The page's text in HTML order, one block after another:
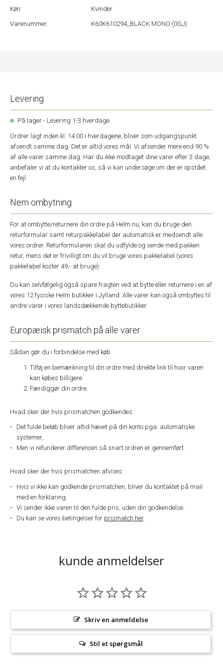
Køn:
Kvinder
Varenummer:
K60K610294_BLACK MONO (0GJ)
Levering
På lager - Levering 1-3 hverdage
Ordrer lagt inden kl. 14.00 i hverdagene, bliver som udgangspunkt
afsendt samme dag. Det er altid vores mål. Vi afsender mere end 90 %
af alle varer samme dag. Har du ikke modtaget dine varer efter 3 dage,
anbefaler vi at du kontakter os, så vi kan undersøge om der er opstået
en fejl.
Nem ombytning
For at ombytte/returnere din ordre på Helm.nu, kan du bruge den
returformular samt returpakkelabel der automatisk er medsendt alle
vores ordrer. Returformularen skal du udfylde og sende med pakken
retur, mens det er frivilligt om du vil bruge vores pakkelabel (vores
pakkelabel koster 49,- at bruge).
Du kan selvfølgelig også spare fragten ved at bytte eller returnere i en af
vores 12 fysiske Helm butikker i Jylland. Alle varer kan også ombyttes til
andre varer i vores landsdækkende byttebutikker.
Europæisk prismatch på alle varer
Sådan gør du i forbindelse med køb
Tilføj en bemærkning til din ordre med direkte link til hvor varen
kan købes billigere
Færdiggør din ordre.
Hvad sker der hvis prismatchen godkendes:
Det fulde beløb bliver altid hævet på din konto pga. automatiske
systemer,
Men vi refunderer differencen så snart ordren er gennemført.
Hvad sker der hvis prismatchen afvises:
Hvis vi ikke kan godkende prismatchen, bliver du kontaktet på mail
med en forklaring.
Vi sender ikke varen til den fulde pris, uden din godkendelse.
Du kan se vores betingelser for prismatch her.
kunde anmeldelser
Skriv en anmeldelse
Stil et spørgsmål